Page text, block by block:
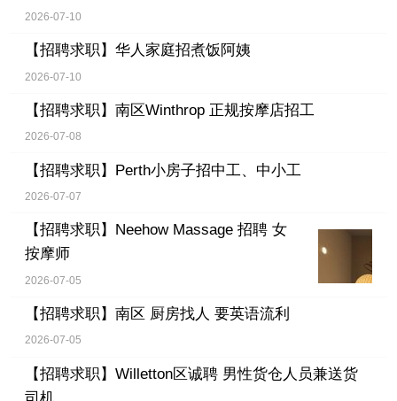
2026-07-10
【招聘求职】 华人家庭招煮饭阿姨
2026-07-10
【招聘求职】 南区Winthrop 正规按摩店招工
2026-07-08
【招聘求职】 Perth小房子招中工、中小工
2026-07-07
【招聘求职】
Neehow Massage 招聘 女
按摩师
2026-07-05
【招聘求职】 南区 厨房找人 要英语流利
2026-07-05
【招聘求职】 Willetton区诚聘 男性货仓人员兼送货
司机.